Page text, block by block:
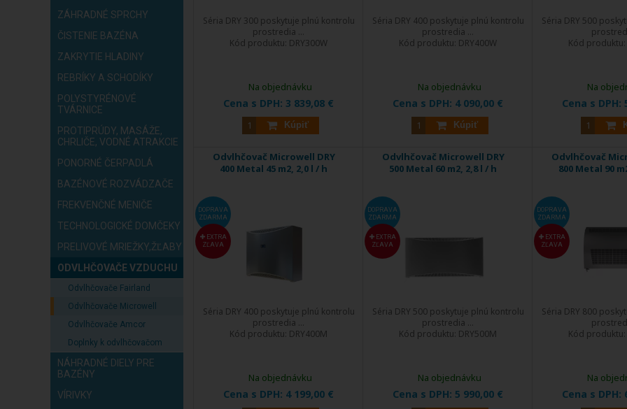
ZÁHRADNÉ SPRCHY
ČISTENIE BAZÉNA
ZAKRYTIE HLADINY
REBRÍKY A SCHODÍKY
POLYSTYRÉNOVÉ
TVÁRNICE
PROTIPRÚDY, MASÁŽE,
CHRLIČE, VODNÉ ATRAKCIE
PONORNÉ ČERPADLÁ
BAZÉNOVÉ ROZVÁDZAČE
FREKVENČNÉ MENIČE
TECHNOLOGICKÉ DOMČEKY
PRELIVOVÉ MRIEŽKY,ŽĽABY
ODVLHČOVAČE VZDUCHU
Odvlhčovače Fairland
Odvlhčovače Microwell
Odvlhčovače Amcor
Doplnky k odvlhčovačom
NÁHRADNÉ DIELY PRE
BAZÉNY
VÍRIVKY
Séria DRY 300 poskytuje plnú kontrolu
prostredia ...
Kód produktu: DRY300W
Cena s DPH: 3 839,08 €
Kúpiť
Na objednávku
Séria DRY 400 poskytuje plnú kontrolu
prostredia ...
Kód produktu: DRY400W
Cena s DPH: 4 090,00 €
Kúpiť
Na objednávku
Séria DRY 500
Kód produktu:
Cena s DPH:
Na
Odvlhčovač Microwell DRY
400 Metal 45 m2, 2,0 l / h
DOPRAVA
ZDARMA
EXTRA
ZĽAVA
Séria DRY 400 poskytuje plnú kontrolu
prostredia ...
Kód produktu: DRY400M
Cena s DPH: 4 199,00 €
Na objednávku
Odvlhčovač Microwell DRY
500 Metal 60 m2, 2,8 l / h
DOPRAVA
ZDARMA
EXTRA
ZĽAVA
Séria DRY 500 poskytuje plnú kontrolu
prostredia ...
Kód produktu: DRY500M
Cena s DPH: 5 990,00 €
Na objednávku
Odvlhčovač
800 Metal 90
DOPRAVA
ZDARMA
EXTRA
ZĽAVA
Séria DRY 800
Kód produktu:
Cena s DPH:
Na